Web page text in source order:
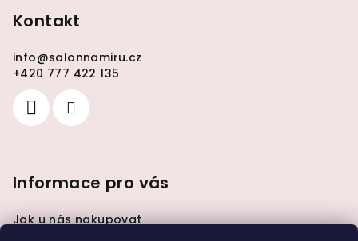
Kontakt
info@salonnamiru.cz
+420 777 422 135
Informace pro vás
Jak u nás nakupovat